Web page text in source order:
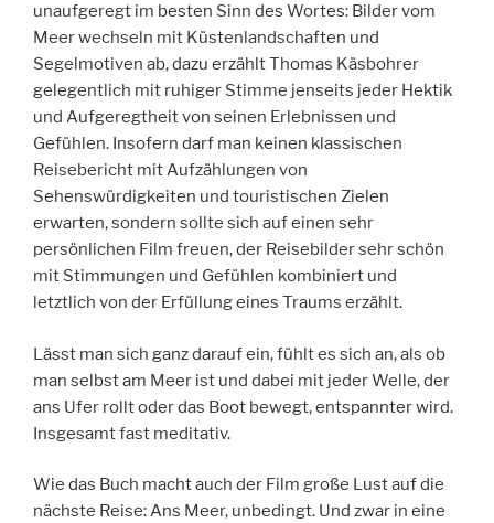
unaufgeregt im besten Sinn des Wortes: Bilder vom
Meer wechseln mit Küstenlandschaften und
Segelmotiven ab, dazu erzählt Thomas Käsbohrer
gelegentlich mit ruhiger Stimme jenseits jeder Hektik
und Aufgeregtheit von seinen Erlebnissen und
Gefühlen. Insofern darf man keinen klassischen
Reisebericht mit Aufzählungen von
Sehenswürdigkeiten und touristischen Zielen
erwarten, sondern sollte sich auf einen sehr
persönlichen Film freuen, der Reisebilder sehr schön
mit Stimmungen und Gefühlen kombiniert und
letztlich von der Erfüllung eines Traums erzählt.
Lässt man sich ganz darauf ein, fühlt es sich an, als ob
man selbst am Meer ist und dabei mit jeder Welle, der
ans Ufer rollt oder das Boot bewegt, entspannter wird.
Insgesamt fast meditativ.
Wie das Buch macht auch der Film große Lust auf die
nächste Reise: Ans Meer, unbedingt. Und zwar in eine